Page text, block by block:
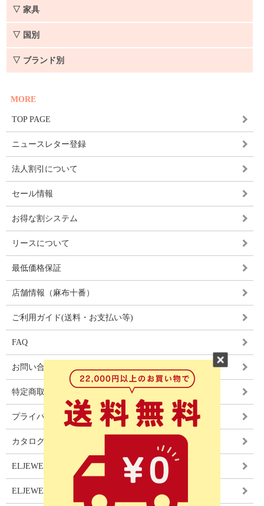
▽ 家具
▽ 国別
▽ ブランド別
MORE
TOP PAGE
ニュースレター登録
法人割引について
セール情報
お得な割システム
リースについて
最低価格保証
店舗情報（麻布十番）
ご利用ガイド(送料・お支払い等)
FAQ
お問い合わせ
特定商取引法に基づく表記
プライバシーポリシー
カタログ
ELJEWEL LIGHITNG
ELJEWEL カーテン